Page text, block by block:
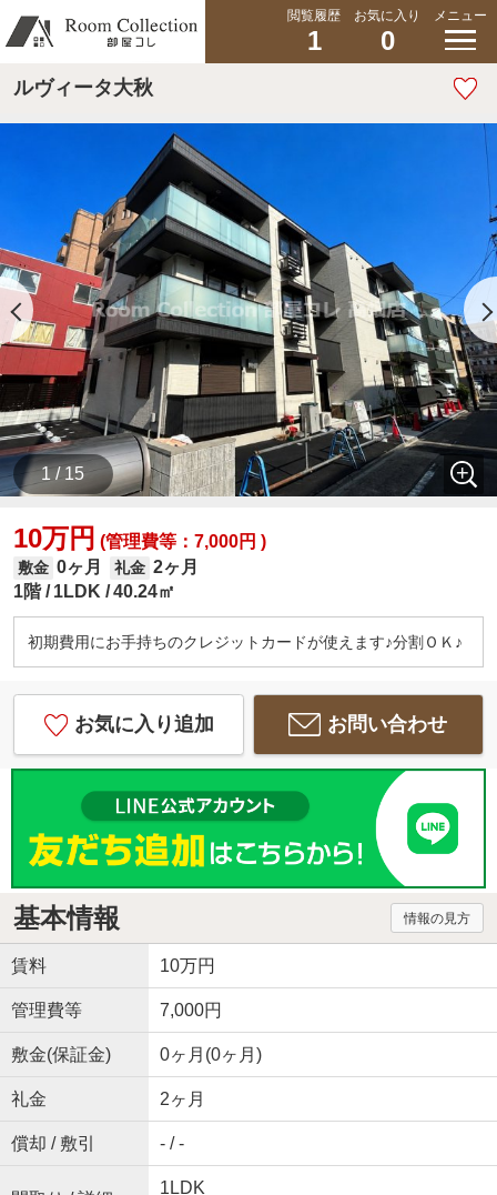
閲覧履歴
1
お気に入り
0
メニュー
ルヴィータ大秋
1 / 15
10万円 (管理費等：7,000円 )
敷金 0ヶ月 礼金 2ヶ月
1階
1LDK 40.24㎡
初期費用にお手持ちのクレジットカードが使えます♪分割ＯＫ♪
お気に入り追加 お問い合わせ
基本情報 情報の見方
賃料 10万円
管理費等 7,000円
敷金(保証金) 0ヶ月(0ヶ月)
礼金 2ヶ月
償却 / 敷引 - / -
1LDK